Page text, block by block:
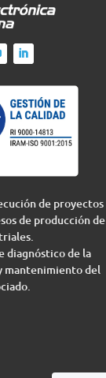
de proyectos
de producción de
diagnóstico de la
mantenimiento del